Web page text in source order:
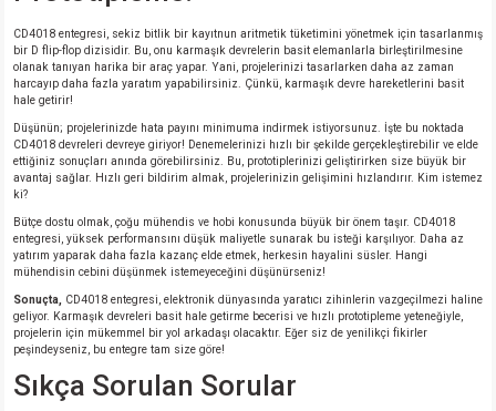
CD4018 entegresi, sekiz bitlik bir kayıtnun aritmetik tüketimini yönetmek için tasarlanmış
bir D flip-flop dizisidir. Bu, onu karmaşık devrelerin basit elemanlarla birleştirilmesine
olanak tanıyan harika bir araç yapar. Yani, projelerinizi tasarlarken daha az zaman
harcayıp daha fazla yaratım yapabilirsiniz. Çünkü, karmaşık devre hareketlerini basit
hale getirir!
Düşünün; projelerinizde hata payını minimuma indirmek istiyorsunuz. İşte bu noktada
CD4018 devreleri devreye giriyor! Denemelerinizi hızlı bir şekilde gerçekleştirebilir ve elde
ettiğiniz sonuçları anında görebilirsiniz. Bu, prototiplerinizi geliştirirken size büyük bir
avantaj sağlar. Hızlı geri bildirim almak, projelerinizin gelişimini hızlandırır. Kim istemez
ki?
Bütçe dostu olmak, çoğu mühendis ve hobi konusunda büyük bir önem taşır. CD4018
entegresi, yüksek performansını düşük maliyetle sunarak bu isteği karşılıyor. Daha az
yatırım yaparak daha fazla kazanç elde etmek, herkesin hayalini süsler. Hangi
mühendisin cebini düşünmek istemeyeceğini düşünürseniz!
Sonuçta,
CD4018 entegresi, elektronik dünyasında yaratıcı zihinlerin vazgeçilmezi haline
geliyor. Karmaşık devreleri basit hale getirme becerisi ve hızlı prototipleme yeteneğiyle,
projelerin için mükemmel bir yol arkadaşı olacaktır. Eğer siz de yenilikçi fikirler
peşindeyseniz, bu entegre tam size göre!
Sıkça Sorulan Sorular